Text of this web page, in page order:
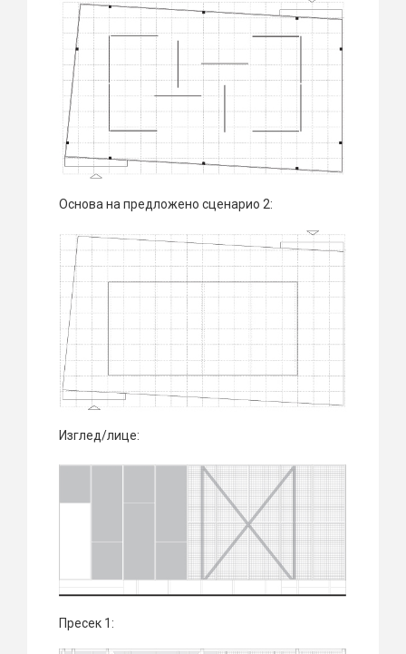
Основа на предложено сценарио 2:
Изглед/лице:
Пресек 1: